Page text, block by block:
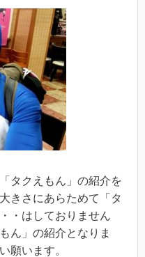
タクえもん」の紹介を
きさにあらためて「タ
・はしておりません
ん」の紹介となりま
願います。